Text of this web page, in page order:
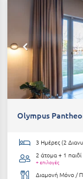
Κάρυστος
Κάσος
Κασσάνδρα
Καστοριά
Κέα - Τζιά
Κερατέα
Olympus
3 Ημέρες (2
2 άτομα + 1
+ επιλογές
Διαμονή Μόνο /